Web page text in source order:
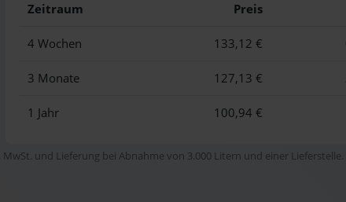
Zeitraum Preis
4 Wochen 133,12 €
3 Monate 127,13 €
1 Jahr 100,94 €
und Lieferung bei Abnahme von 3.000 Litern und einer Lieferstelle.